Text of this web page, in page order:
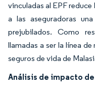
vinculadas al EPF
a las aseguradoras
prejubilados. Como
llamadas a ser la línea
seguros de vida de
Análisis de impacto